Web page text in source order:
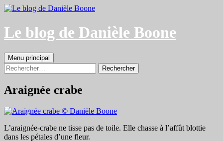
Aller
contenu
Le blog de Danièle Boone
Recherche
Menu principal
Rechercher :
Araignée crabe
L’araignée-crabe ne tisse pas de toile. Elle chasse à l’affût blottie
dans les pétales d’une fleur.